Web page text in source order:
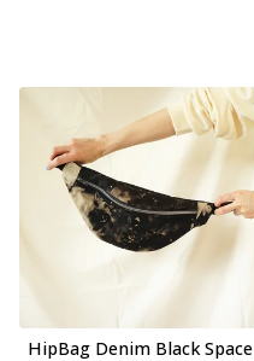
HipBag Denim Black Space